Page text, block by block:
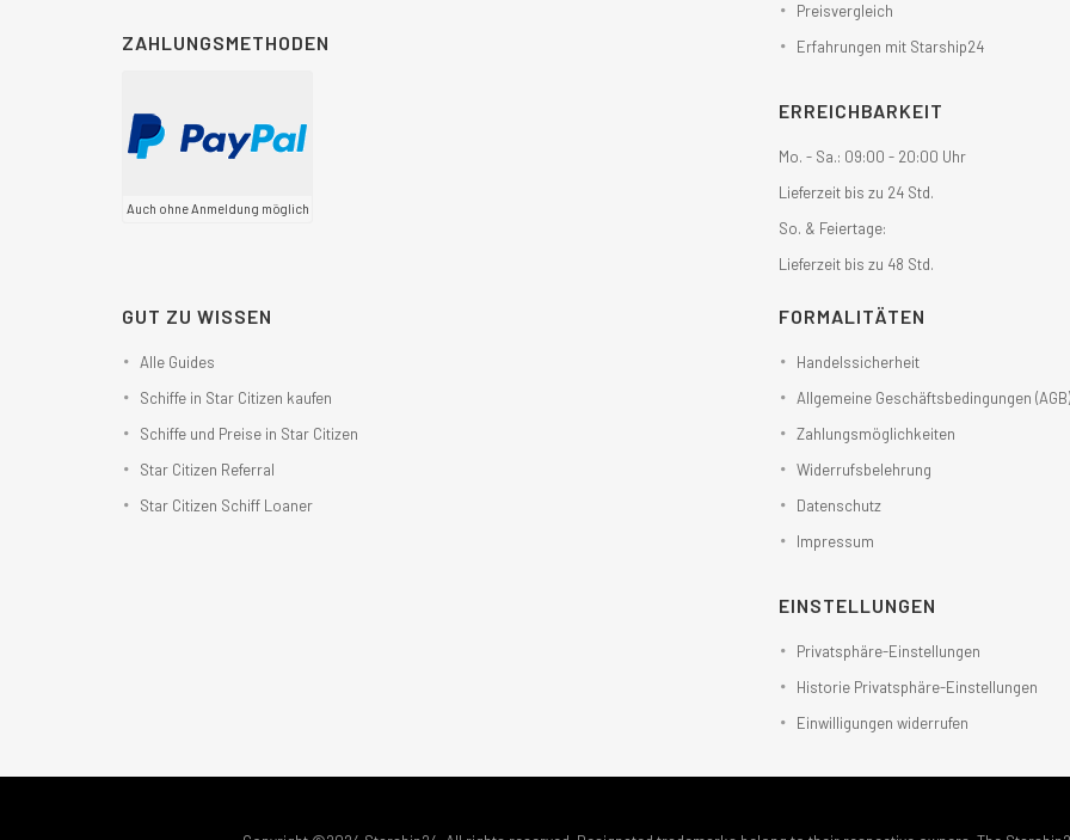
ZAHLUNGSMETHODEN
Auch ohne Anmeldung möglich
Preisvergleich
Erfahrungen mit Starship24
ERREICHBARKEIT
Mo. - Sa.: 09:00 - 20:00 Uhr
Lieferzeit bis zu 24 Std.
So. & Feiertage:
Lieferzeit bis zu 48 Std.
GUT ZU WISSEN
Alle Guides
Schiffe in Star Citizen kaufen
Schiffe und Preise in Star Citizen
Star Citizen Referral
Star Citizen Schiff Loaner
FORMALITÄTEN
Handelssicherheit
Allgemeine Geschäftsbedingungen (AGB)
Zahlungsmöglichkeiten
Widerrufsbelehrung
Datenschutz
Impressum
EINSTELLUNGEN
Privatsphäre-Einstellungen
Historie Privatsphäre-Einstellungen
Einwilligungen widerrufen